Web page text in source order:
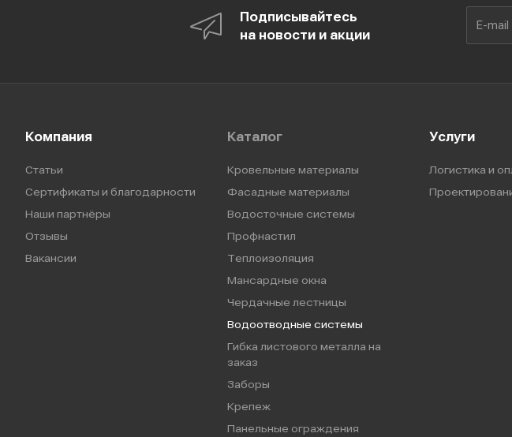
Подписывайтесь
на новости и акции
Компания
Статьи
Сертификаты и благодарности
Наши партнёры
Отзывы
Вакансии
Каталог
Кровельные материалы
Фасадные материалы
Водосточные системы
Профнастил
Теплоизоляция
Мансардные окна
Чердачные лестницы
Водоотводные системы
Гибка листового металла на
заказ
Заборы
Крепеж
Панельные ограждения
Услуги
Логистика и